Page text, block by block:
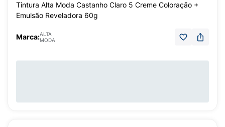
Tintura Alta Moda Castanho Claro 5 Creme Coloração +
Emulsão Reveladora 60g
Marca:ALTA
MODA